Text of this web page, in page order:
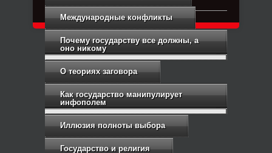
Международные конфликты
Почему государству все должны, а
оно никому
О теориях заговора
Как государство манипулирует
инфополем
Иллюзия полноты выбора
Государство и религия